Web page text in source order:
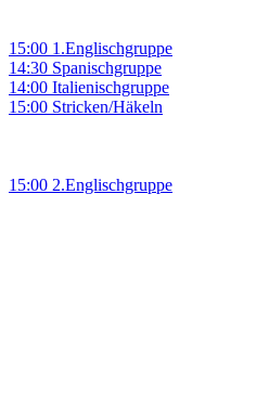
15:00 1.Englischgruppe
14:30 Spanischgruppe
14:00 Italienischgruppe
15:00 Stricken/Häkeln
15:00 2.Englischgruppe